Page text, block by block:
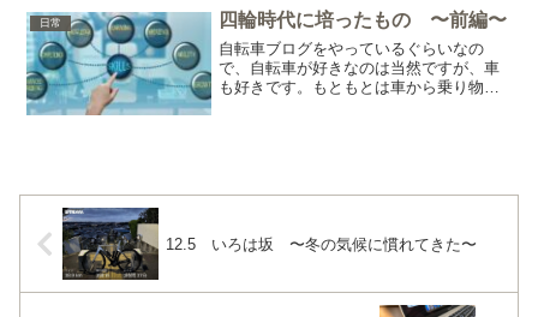
ストラバあるじゃん！...
日常 四輪時代に培ったもの 〜前編〜
自転車ブログをやっているぐらいなの
で、自転車が好きなのは当然ですが、車
も好きです。もともとは車から乗り物好
12.5 いろは坂 〜冬の気候に慣れてきた〜